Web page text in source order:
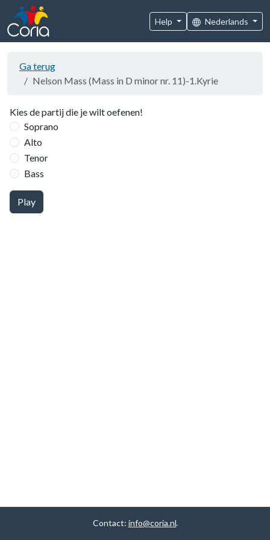
Help Nederlands
Ga terug
Nelson Mass (Mass in D minor nr. 11)-1.Kyrie
Kies de partij die je wilt oefenen!
Soprano
Alto
Tenor
Bass
Play
Contact: info@coria.nl.